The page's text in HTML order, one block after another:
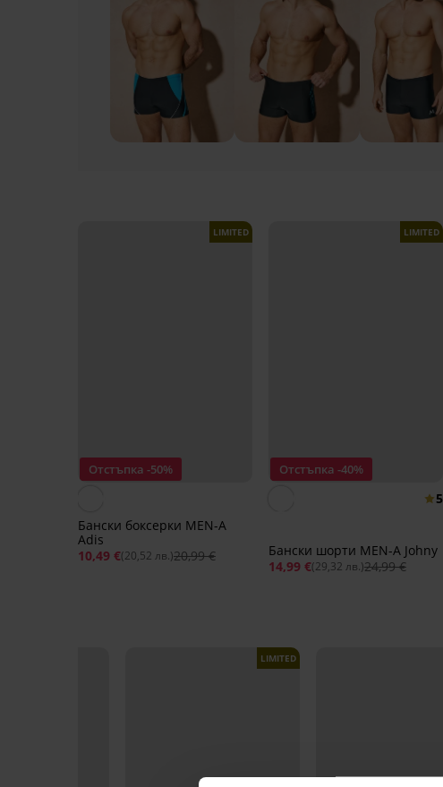
Отстъпка -50%
LIMITED
Бански боксерки MEN-A
Adis
10,49 €(20,52 лв.)20,99 €
Отстъпка -40%
LIMITED
5
Бански шорти MEN-A Johny
14,99 €(29,32 лв.)24,99 €
LIMITED